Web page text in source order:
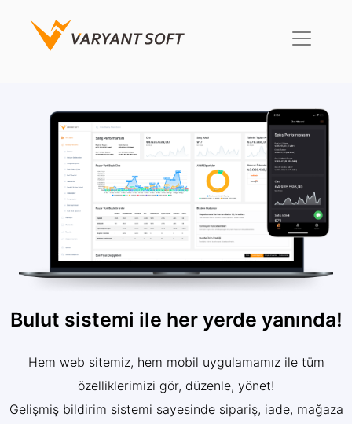
Bulut sistemi ile her yerde yanında!
Hem web sitemiz, hem mobil uygulamamız ile tüm
özelliklerimizi gör, düzenle, yönet!
Gelişmiş bildirim sistemi sayesinde sipariş, iade, mağaza